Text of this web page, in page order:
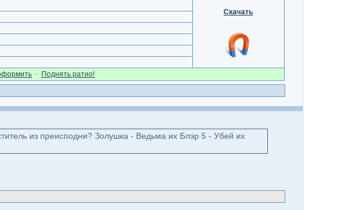
Скачать
· Поднять ратио!
из преисподни? Золушка - Ведьма их Блэр 5 - Убей их